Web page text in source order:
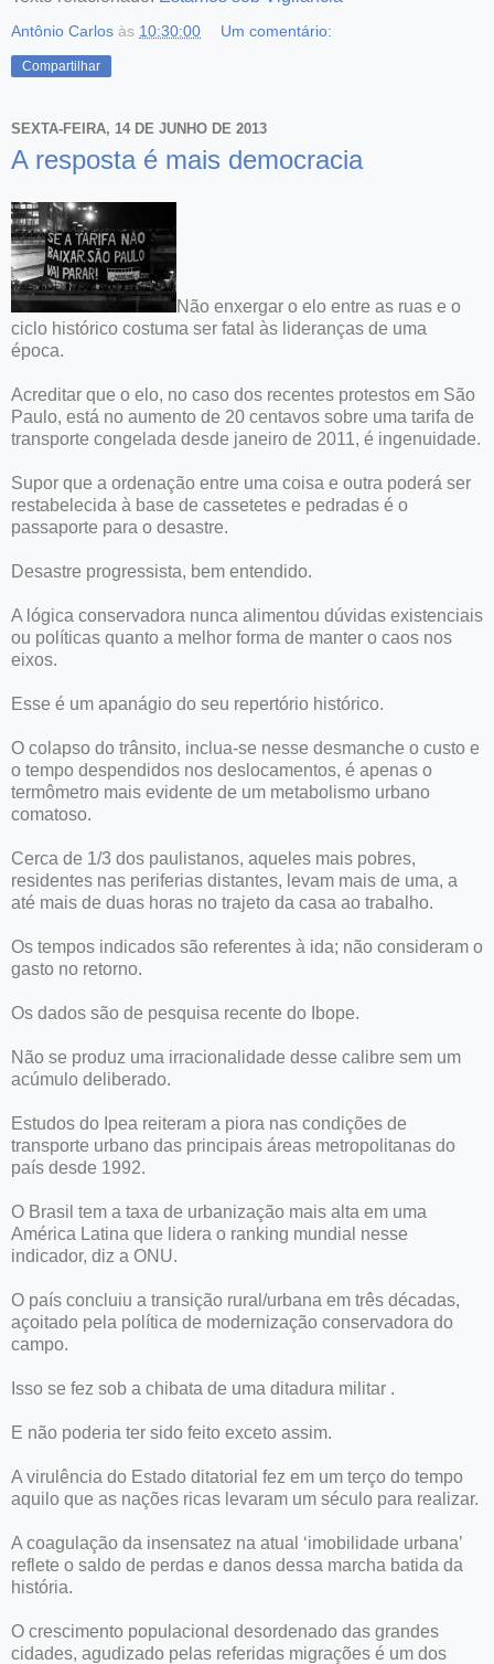
Antônio Carlos às 10:30:00 Um comentário:
Compartilhar
SEXTA-FEIRA, 14 DE JUNHO DE 2013
A resposta é mais democracia
Não enxergar o elo entre as ruas e o
ciclo histórico costuma ser fatal às lideranças de uma
época.
Acreditar que o elo, no caso dos recentes protestos em São
Paulo, está no aumento de 20 centavos sobre uma tarifa de
transporte congelada desde janeiro de 2011, é ingenuidade.
Supor que a ordenação entre uma coisa e outra poderá ser
restabelecida à base de cassetetes e pedradas é o
passaporte para o desastre.
Desastre progressista, bem entendido.
A lógica conservadora nunca alimentou dúvidas existenciais
ou políticas quanto a melhor forma de manter o caos nos
eixos.
Esse é um apanágio do seu repertório histórico.
O colapso do trânsito, inclua-se nesse desmanche o custo e
o tempo despendidos nos deslocamentos, é apenas o
termômetro mais evidente de um metabolismo urbano
comatoso.
Cerca de 1/3 dos paulistanos, aqueles mais pobres,
residentes nas periferias distantes, levam mais de uma, a
até mais de duas horas no trajeto da casa ao trabalho.
Os tempos indicados são referentes à ida; não consideram o
gasto no retorno.
Os dados são de pesquisa recente do Ibope.
Não se produz uma irracionalidade desse calibre sem um
acúmulo deliberado.
Estudos do Ipea reiteram a piora nas condições de
transporte urbano das principais áreas metropolitanas do
país desde 1992.
O Brasil tem a taxa de urbanização mais alta em uma
América Latina que lidera o ranking mundial nesse
indicador, diz a ONU.
O país concluiu a transição rural/urbana em três décadas,
açoitado pela política de modernização conservadora do
campo.
Isso se fez sob a chibata de uma ditadura militar .
E não poderia ter sido feito exceto assim.
A virulência do Estado ditatorial fez em um terço do tempo
aquilo que as nações ricas levaram um século para realizar.
A coagulação da insensatez na atual ‘imobilidade urbana’
reflete o saldo de perdas e danos dessa marcha batida da
história.
O crescimento populacional desordenado das grandes
cidades, agudizado pelas referidas migrações é um dos